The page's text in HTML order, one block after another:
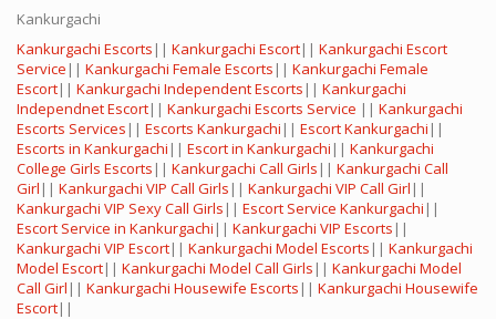
Kankurgachi
Kankurgachi Escorts || Kankurgachi Escort|| Kankurgachi Escort
Service || Kankurgachi Female Escorts || Kankurgachi Female
Escort|| Kankurgachi Independent Escorts || Kankurgachi
Independnet Escort|| Kankurgachi Escorts Service || Kankurgachi
Escorts Services || Escorts Kankurgachi || Escort Kankurgachi ||
Escorts in Kankurgachi || Escort in Kankurgachi || Kankurgachi
College Girls Escorts || Kankurgachi Call Girls || Kankurgachi Call
Girl || Kankurgachi VIP Call Girls || Kankurgachi VIP Call Girl ||
Kankurgachi VIP Sexy Call Girls || Escort Service Kankurgachi ||
Escort Service in Kankurgachi || Kankurgachi VIP Escorts ||
Kankurgachi VIP Escort|| Kankurgachi Model Escorts || Kankurgachi
Model Escort|| Kankurgachi Model Call Girls || Kankurgachi Model
Call Girl || Kankurgachi Housewife Escorts || Kankurgachi Housewife
Escort||